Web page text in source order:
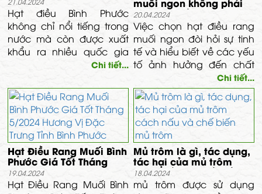
Hạt điều Bình Phước
không chỉ nổi tiếng trong
nước mà còn được xuất
khẩu ra nhiều quốc gia
trên thế giới. Việc mua hạt
không chỉ mang lại lợi ích
kinh tế cho doanh nghiệp,
mà còn giúp phát triển
ngành công nghiệp chế
biến và xuất khẩu hạt
điều tại địa phương.
Chi tiết...
ai cũng biết
20.04.2024
Việc chọn hạt điều rang
muối ngon đòi hỏi sự tinh
tế và hiểu biết về các yếu
tố ảnh hưởng đến chất
lượng của chúng. Dưới
đây là một bài viết chi tiết
về cách chọn hạt điều
rang muối ngon
Chi tiết...
Hạt Điều Rang Muối Bình
Phước Giá Tốt Tháng
5/2024 Hương Vị Đặc
Trưng Tỉnh Bình Phước
19.04.2024
Hạt Điều Rang Muối Bình
Mủ trôm là gì, tác dụng,
tác hại của mủ trôm
cách nấu và chế biến
mủ trôm
18.04.2024
mủ trôm được sử dụng